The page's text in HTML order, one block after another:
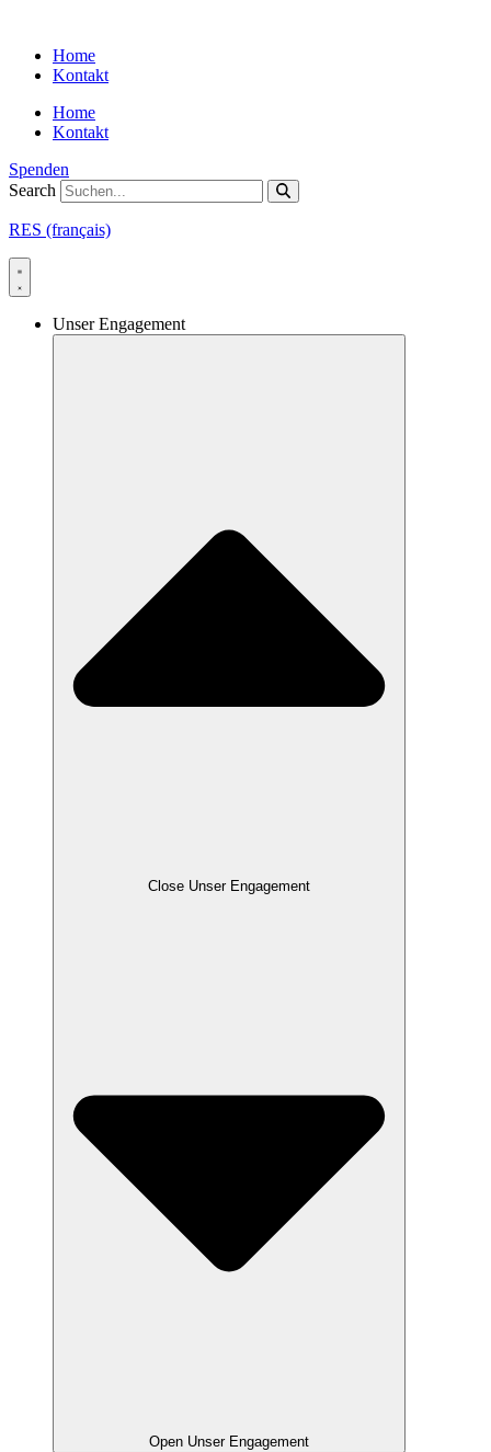
contentHome
Kontakt
Home
Kontakt
Spenden
Search
RES (français)
Unser Engagement
Close Unser Engagement
Open Unser Engagement